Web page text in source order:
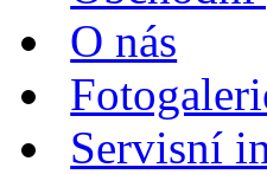
O nás
Servisní